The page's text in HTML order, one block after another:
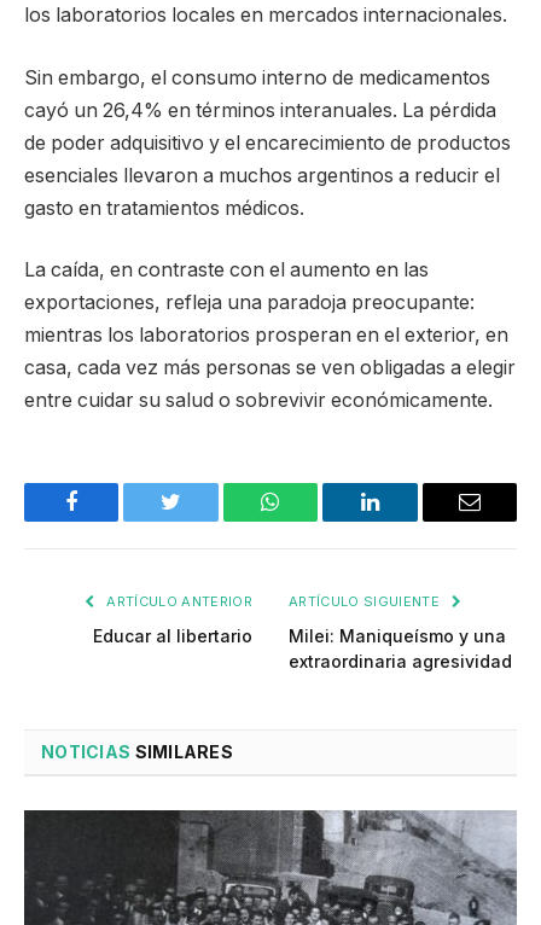
los laboratorios locales en mercados internacionales.
Sin embargo, el consumo interno de medicamentos
cayó un 26,4% en términos interanuales. La pérdida
de poder adquisitivo y el encarecimiento de productos
esenciales llevaron a muchos argentinos a reducir el
gasto en tratamientos médicos.
La caída, en contraste con el aumento en las
exportaciones, refleja una paradoja preocupante:
mientras los laboratorios prosperan en el exterior, en
casa, cada vez más personas se ven obligadas a elegir
entre cuidar su salud o sobrevivir económicamente.
Facebook Twitter WhatsApp LinkedIn Email
ARTÍCULO ANTERIOR
Educar al libertario
ARTÍCULO SIGUIENTE
Milei: Maniqueísmo y una
extraordinaria agresividad
NOTICIAS SIMILARES